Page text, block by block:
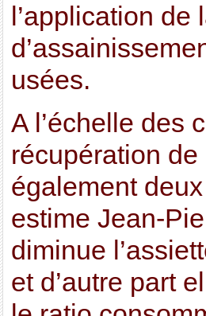
l’application de
usées.
A l’échelle des
récupération de
également
estime Jean-
diminue
et d’autre part